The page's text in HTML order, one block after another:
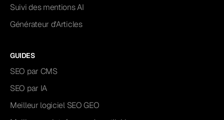
Suivi des mentions AI
Générateur d'Articles
GUIDES
SEO par CMS
SEO par IA
Meilleur logiciel SEO GEO